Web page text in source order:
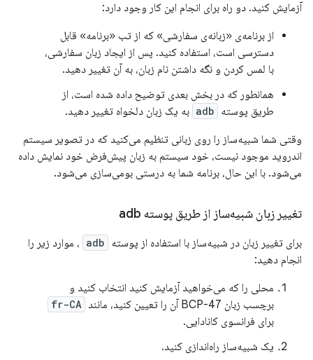
آزمایش کنید. دو راه برای انجام این کار وجود دارد:
از برنامه‌ی «زبانه‌ی سفارشی» که از تب «برنامه» قابل
دسترسی است، استفاده کنید. پس از ایجاد زبان سفارشی،
با لمس کردن و نگه داشتن نام زبان، به آن تغییر دهید.
همانطور که در بخش بعدی توضیح داده شده است، از
طریق پوسته adb به یک زبان دلخواه تغییر دهید.
وقتی شما شبیه‌ساز را روی زبانی تنظیم می‌کنید که در تصویر سیستم
اندروید موجود نیست، خود سیستم به زبان پیش‌فرض خود نمایش داده
می‌شود. با این حال، برنامه شما به درستی بومی‌سازی می‌شود.
تغییر زبان شبیه‌ساز از طریق پوسته adb
برای تغییر زبان در شبیه‌ساز با استفاده از پوسته adb ، موارد زیر را
انجام دهید:
محلی را که می‌خواهید آزمایش کنید انتخاب کنید و
برچسب زبان BCP-47 آن را تعیین کنید، مانند
fr-CA
برای فرانسوی کانادایی.
یک شبیه‌ساز راه‌اندازی کنید.